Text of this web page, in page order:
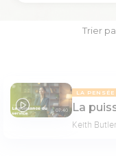
Trier
07:40
LA
La
Keith Butler